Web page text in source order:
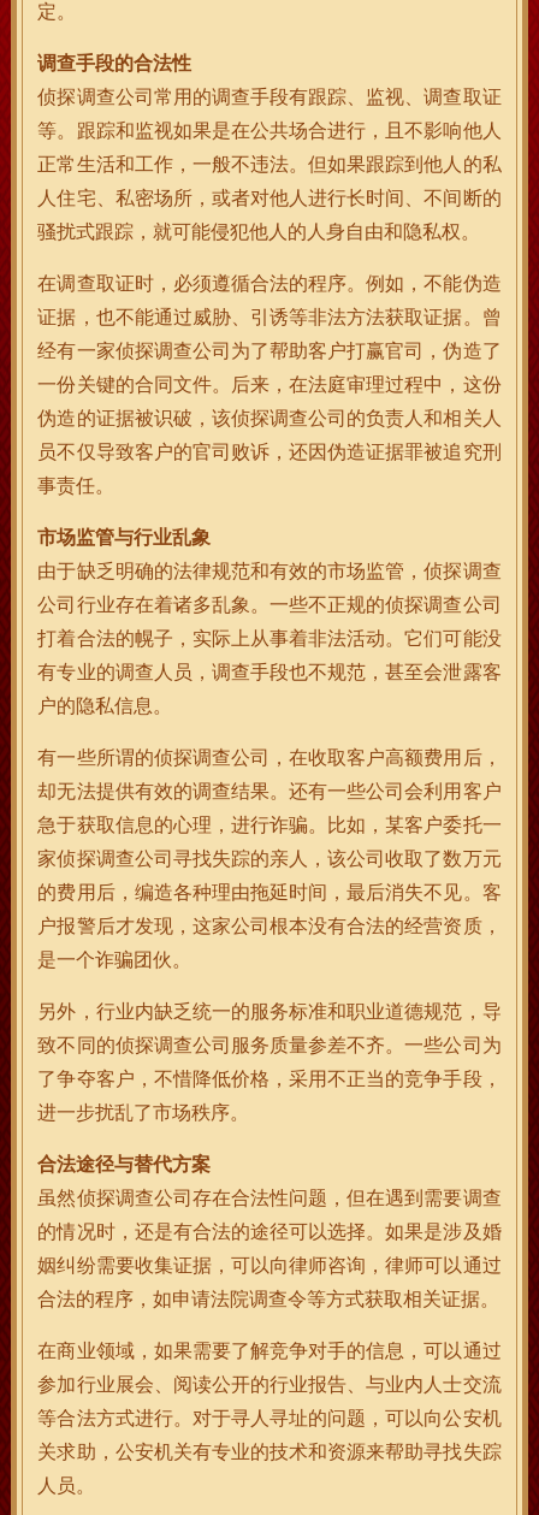
定。
调查手段的合法性
侦探调查公司常用的调查手段有跟踪、监视、调查取证
等。跟踪和监视如果是在公共场合进行，且不影响他人
正常生活和工作，一般不违法。但如果跟踪到他人的私
人住宅、私密场所，或者对他人进行长时间、不间断的
骚扰式跟踪，就可能侵犯他人的人身自由和隐私权。
在调查取证时，必须遵循合法的程序。例如，不能伪造
证据，也不能通过威胁、引诱等非法方法获取证据。曾
经有一家侦探调查公司为了帮助客户打赢官司，伪造了
一份关键的合同文件。后来，在法庭审理过程中，这份
伪造的证据被识破，该侦探调查公司的负责人和相关人
员不仅导致客户的官司败诉，还因伪造证据罪被追究刑
事责任。
市场监管与行业乱象
由于缺乏明确的法律规范和有效的市场监管，侦探调查
公司行业存在着诸多乱象。一些不正规的侦探调查公司
打着合法的幌子，实际上从事着非法活动。它们可能没
有专业的调查人员，调查手段也不规范，甚至会泄露客
户的隐私信息。
有一些所谓的侦探调查公司，在收取客户高额费用后，
却无法提供有效的调查结果。还有一些公司会利用客户
急于获取信息的心理，进行诈骗。比如，某客户委托一
家侦探调查公司寻找失踪的亲人，该公司收取了数万元
的费用后，编造各种理由拖延时间，最后消失不见。客
户报警后才发现，这家公司根本没有合法的经营资质，
是一个诈骗团伙。
另外，行业内缺乏统一的服务标准和职业道德规范，导
致不同的侦探调查公司服务质量参差不齐。一些公司为
了争夺客户，不惜降低价格，采用不正当的竞争手段，
进一步扰乱了市场秩序。
合法途径与替代方案
虽然侦探调查公司存在合法性问题，但在遇到需要调查
的情况时，还是有合法的途径可以选择。如果是涉及婚
姻纠纷需要收集证据，可以向律师咨询，律师可以通过
合法的程序，如申请法院调查令等方式获取相关证据。
在商业领域，如果需要了解竞争对手的信息，可以通过
参加行业展会、阅读公开的行业报告、与业内人士交流
等合法方式进行。对于寻人寻址的问题，可以向公安机
关求助，公安机关有专业的技术和资源来帮助寻找失踪
人员。